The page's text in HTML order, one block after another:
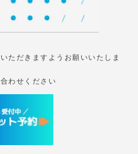
ただきますようお願いいたしま
わせください